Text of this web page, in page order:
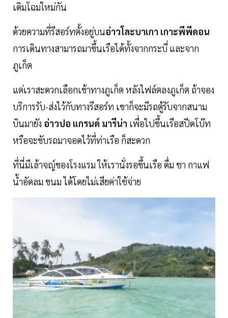
เดิมโฉมใหม่กัน
ด้วยความที่รีสอร์ทตั้งอยู่บนอ่าวโละบาเกา เกาะพีพีดอน
การเดินทางสามารถมาขึ้นเรือได้ทั้งจากกระบี่ และจาก
ภูเก็ต
แต่เราสะดวกเลือกเข้าทางภูเก็ต หลังไฟล์ตลงภูเก็ต ถ้าจอง
บริการรับ-ส่งไว้กับทางรีสอร์ท เขาก็จะมีรถตู้รับจากสนาม
บินมายัง อ่าวปอ แกรนด์ มารีน่า เพื่อไปขึ้นเรือสปีดโบ๊ท
หรือจะขับรถมาจอดไว้ที่ท่าเรือ ก็สะดวก
ที่นี่มีเล้าจญ์ของโรงแรม ให้เรานั่งรอขึ้นเรือ ดื่ม ชา กาแฟ
น้ำอัดลม ขนม ได้โดยไม่เสียค่าใช้จ่าย